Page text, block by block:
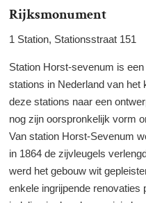
Rijksmonument
1 Station, Stationsstraat 151
Station Horst-sevenum is
stations in Nederland van het
deze stations naar een
nog zijn oorspronkelijk vorm
Van station Horst-Sevenum
in 1864 de zijvleugels
werd het gebouw wit
enkele ingrijpende renovaties